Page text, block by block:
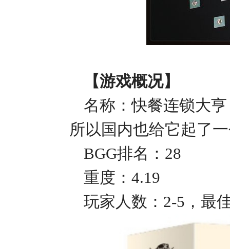
【游戏概况】
名称：快餐连锁大
所以国内也给它起了
BGG排名：28
重度： 4.19
玩家人数： 2-5，最